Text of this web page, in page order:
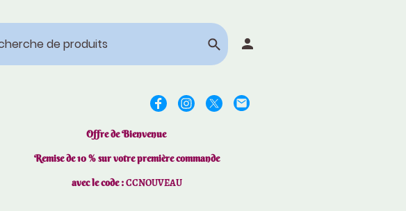
Offre de Bienvenue
Remise de 10 % sur votre première commande
avec le code :CCNOUVEAU